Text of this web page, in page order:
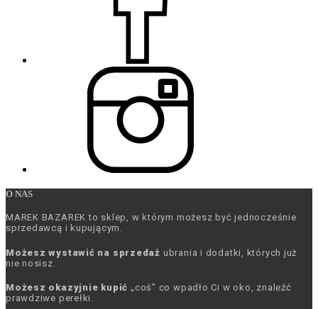
O NAS
MAREK BAZAREK to sklep, w którym możesz być jednocześnie
sprzedawcą i kupującym.
Możesz wystawić na sprzedaż ubrania i dodatki, których już
nie nosisz.
Możesz okazyjnie kupić „coś” co wpadło Ci w oko, znaleźć
prawdziwe perełki.